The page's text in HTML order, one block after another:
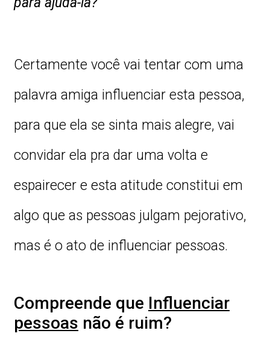
Certamente você vai tentar com uma
palavra amiga influenciar esta pessoa,
para que ela se sinta mais alegre, vai
convidar ela pra dar uma volta e
espairecer e esta atitude constitui em
algo que as pessoas julgam pejorativo,
mas é o ato de influenciar pessoas.
Compreende que Influenciar
pessoas não é ruim?